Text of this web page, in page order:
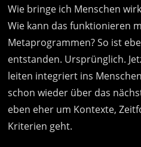
Wie bringe ich Menschen
Wie kann das funktionieren
Metaprogrammen? So ist
entstanden. Ursprünglich.
leiten integriert ins
schon wieder über das
eben eher um Kontexte,
Kriterien geht.